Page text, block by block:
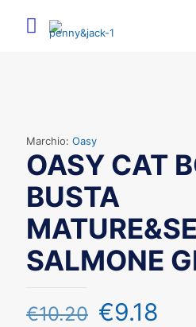
Marchio: Oasy
OASY CAT
BUSTA
SALMONE
€10.20 €9.18